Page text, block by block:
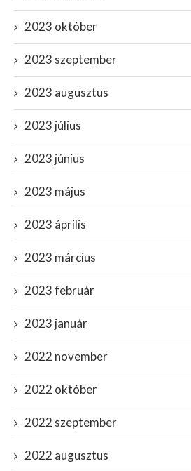
2023 október
2023 szeptember
2023 augusztus
2023 július
2023 június
2023 május
2023 április
2023 március
2023 február
2023 január
2022 november
2022 október
2022 szeptember
2022 augusztus